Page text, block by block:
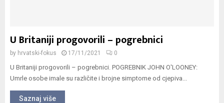
U Britaniji progovorili – pogrebnici
by hrvatski-fokus 17/11/2021 0
U Britaniji progovorili – pogrebnici. POGREBNIK JOHN O'LOONEY:
Umrle osobe imale su različite i brojne simptome od cjepiva...
Saznaj više